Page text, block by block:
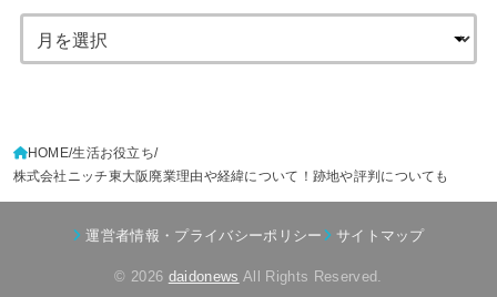
HOME 生活お役立ち
株式会社ニッチ東大阪廃業理由や経緯について！跡地や評判についても
運営者情報・プライバシーポリシー サイトマップ
© 2026 daidonews All Rights Reserved.